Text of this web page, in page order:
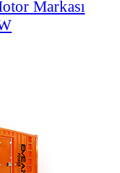
Markası